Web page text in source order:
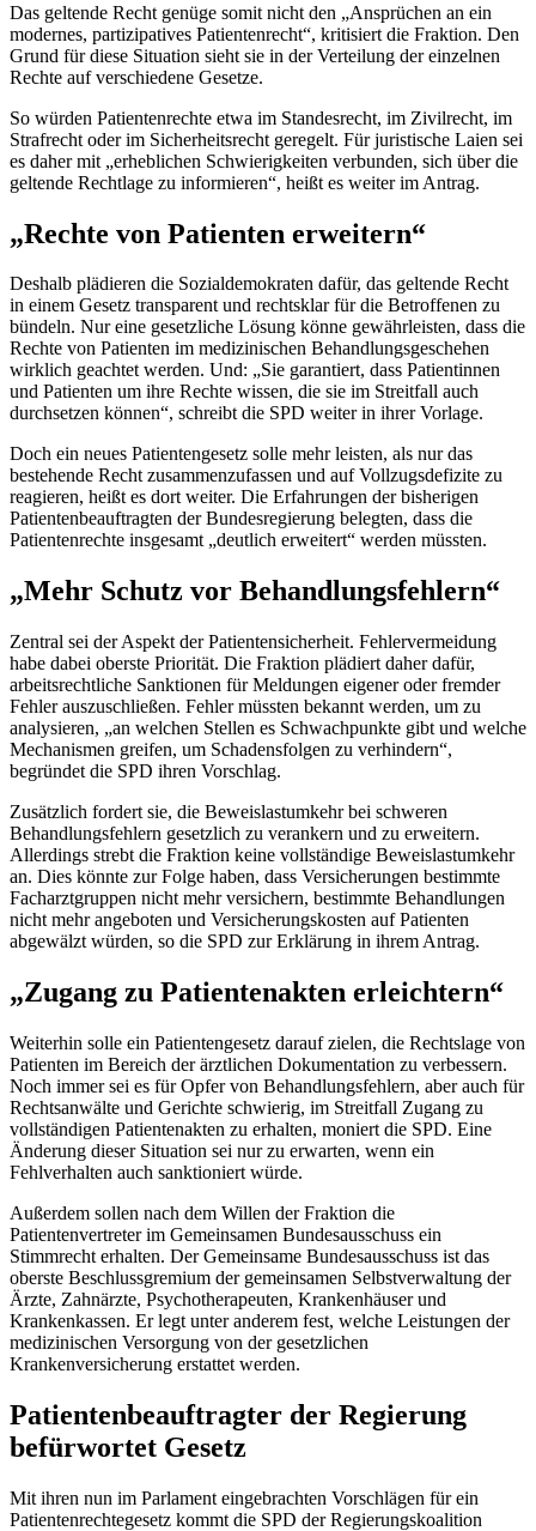
Das geltende Recht genüge somit nicht den „Ansprüchen an ein
modernes, partizipatives Patientenrecht“, kritisiert die Fraktion. Den
Grund für diese Situation sieht sie in der Verteilung der einzelnen
Rechte auf verschiedene Gesetze.
So würden Patientenrechte etwa im Standesrecht, im Zivilrecht, im
Strafrecht oder im Sicherheitsrecht geregelt. Für juristische Laien sei
es daher mit „erheblichen Schwierigkeiten verbunden, sich über die
geltende Rechtlage zu informieren“, heißt es weiter im Antrag.
„Rechte von Patienten erweitern“
Deshalb plädieren die Sozialdemokraten dafür, das geltende Recht
in einem Gesetz transparent und rechtsklar für die Betroffenen zu
bündeln. Nur eine gesetzliche Lösung könne gewährleisten, dass die
Rechte von Patienten im medizinischen Behandlungsgeschehen
wirklich geachtet werden. Und: „Sie garantiert, dass Patientinnen
und Patienten um ihre Rechte wissen, die sie im Streitfall auch
durchsetzen können“, schreibt die SPD weiter in ihrer Vorlage.
Doch ein neues Patientengesetz solle mehr leisten, als nur das
bestehende Recht zusammenzufassen und auf Vollzugsdefizite zu
reagieren, heißt es dort weiter. Die Erfahrungen der bisherigen
Patientenbeauftragten der Bundesregierung belegten, dass die
Patientenrechte insgesamt „deutlich erweitert“ werden müssten.
„Mehr Schutz vor Behandlungsfehlern“
Zentral sei der Aspekt der Patientensicherheit. Fehlervermeidung
habe dabei oberste Priorität. Die Fraktion plädiert daher dafür,
arbeitsrechtliche Sanktionen für Meldungen eigener oder fremder
Fehler auszuschließen. Fehler müssten bekannt werden, um zu
analysieren, „an welchen Stellen es Schwachpunkte gibt und welche
Mechanismen greifen, um Schadensfolgen zu verhindern“,
begründet die SPD ihren Vorschlag.
Zusätzlich fordert sie, die Beweislastumkehr bei schweren
Behandlungsfehlern gesetzlich zu verankern und zu erweitern.
Allerdings strebt die Fraktion keine vollständige Beweislastumkehr
an. Dies könnte zur Folge haben, dass Versicherungen bestimmte
Facharztgruppen nicht mehr versichern, bestimmte Behandlungen
nicht mehr angeboten und Versicherungskosten auf Patienten
abgewälzt würden, so die SPD zur Erklärung in ihrem Antrag.
„Zugang zu Patientenakten erleichtern“
Weiterhin solle ein Patientengesetz darauf zielen, die Rechtslage von
Patienten im Bereich der ärztlichen Dokumentation zu verbessern.
Noch immer sei es für Opfer von Behandlungsfehlern, aber auch für
Rechtsanwälte und Gerichte schwierig, im Streitfall Zugang zu
vollständigen Patientenakten zu erhalten, moniert die SPD. Eine
Änderung dieser Situation sei nur zu erwarten, wenn ein
Fehlverhalten auch sanktioniert würde.
Außerdem sollen nach dem Willen der Fraktion die
Patientenvertreter im Gemeinsamen Bundesausschuss ein
Stimmrecht erhalten. Der Gemeinsame Bundesausschuss ist das
oberste Beschlussgremium der gemeinsamen Selbstverwaltung der
Ärzte, Zahnärzte, Psychotherapeuten, Krankenhäuser und
Krankenkassen. Er legt unter anderem fest, welche Leistungen der
medizinischen Versorgung von der gesetzlichen
Krankenversicherung erstattet werden.
Patientenbeauftragter der Regierung
befürwortet Gesetz
Mit ihren nun im Parlament eingebrachten Vorschlägen für ein
Patientenrechtegesetz kommt die SPD der Regierungskoalition